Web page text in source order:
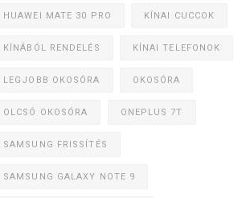
HUAWEI MATE 30 PRO KÍNAI CUCCOK
KÍNÁBÓL RENDELÉS KÍNAI TELEFONOK
LEGJOBB OKOSÓRA OKOSÓRA
OLCSÓ OKOSÓRA ONEPLUS 7T
SAMSUNG FRISSÍTÉS
SAMSUNG GALAXY NOTE 9